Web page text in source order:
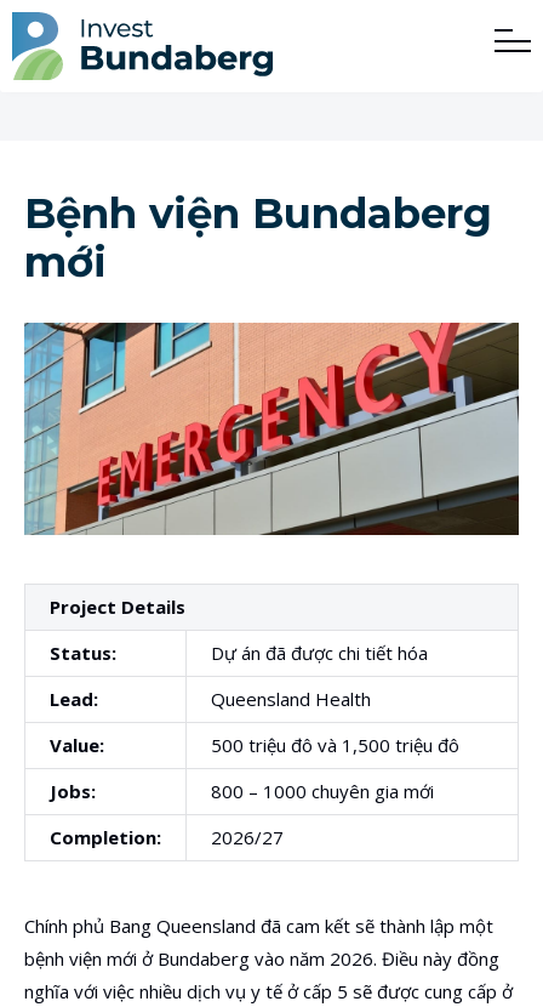
Bệnh viện Bundaberg
mới
Project Details
Status:
Dự án đã được chi tiết hóa
Lead:
Queensland Health
Value:
500 triệu đô và 1,500 triệu đô
Jobs:
800 – 1000 chuyên gia mới
Completion:
2026/27
Chính phủ Bang Queensland đã cam kết sẽ thành lập một
bệnh viện mới ở Bundaberg vào năm 2026. Điều này đồng
nghĩa với việc nhiều dịch vụ y tế ở cấp 5 sẽ được cung cấp ở